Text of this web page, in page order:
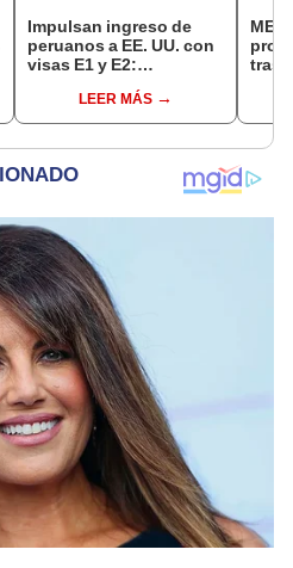
Impulsan ingreso de
peruanos a EE. UU. con
visas E1 y E2:
pymes serían los más
beneficiados
LEER MÁS
MEF